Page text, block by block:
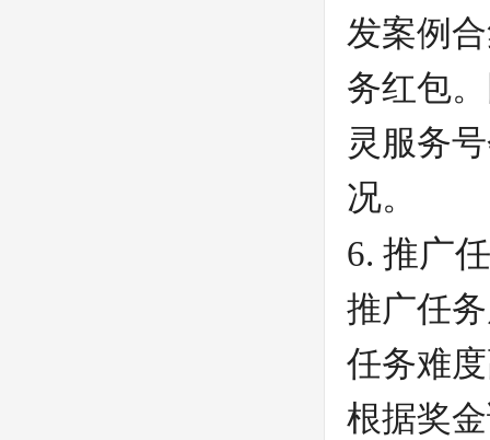
发案例
务红包
灵服务
况。
6. 推广
推广任
任务难
根据奖